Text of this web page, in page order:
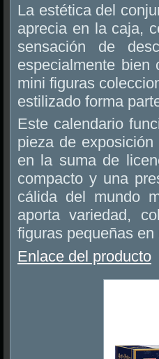
La estética del
aprecia en la caja,
sensación de
especialmente
mini figuras
estilizado forma
Este calendario
pieza de
en la suma de
compacto y una
cálida del mundo
aporta variedad,
figuras pequeñas
Enlace del producto